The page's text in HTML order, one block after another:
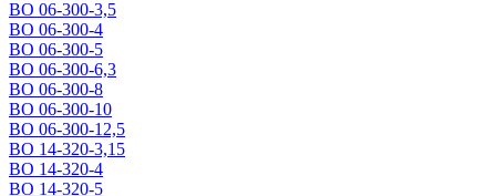
ВО 06-300-3,5
ВО 06-300-4
ВО 06-300-5
ВО 06-300-6,3
ВО 06-300-8
ВО 06-300-10
ВО 06-300-12,5
ВО 14-320-3,15
ВО 14-320-4
ВО 14-320-5